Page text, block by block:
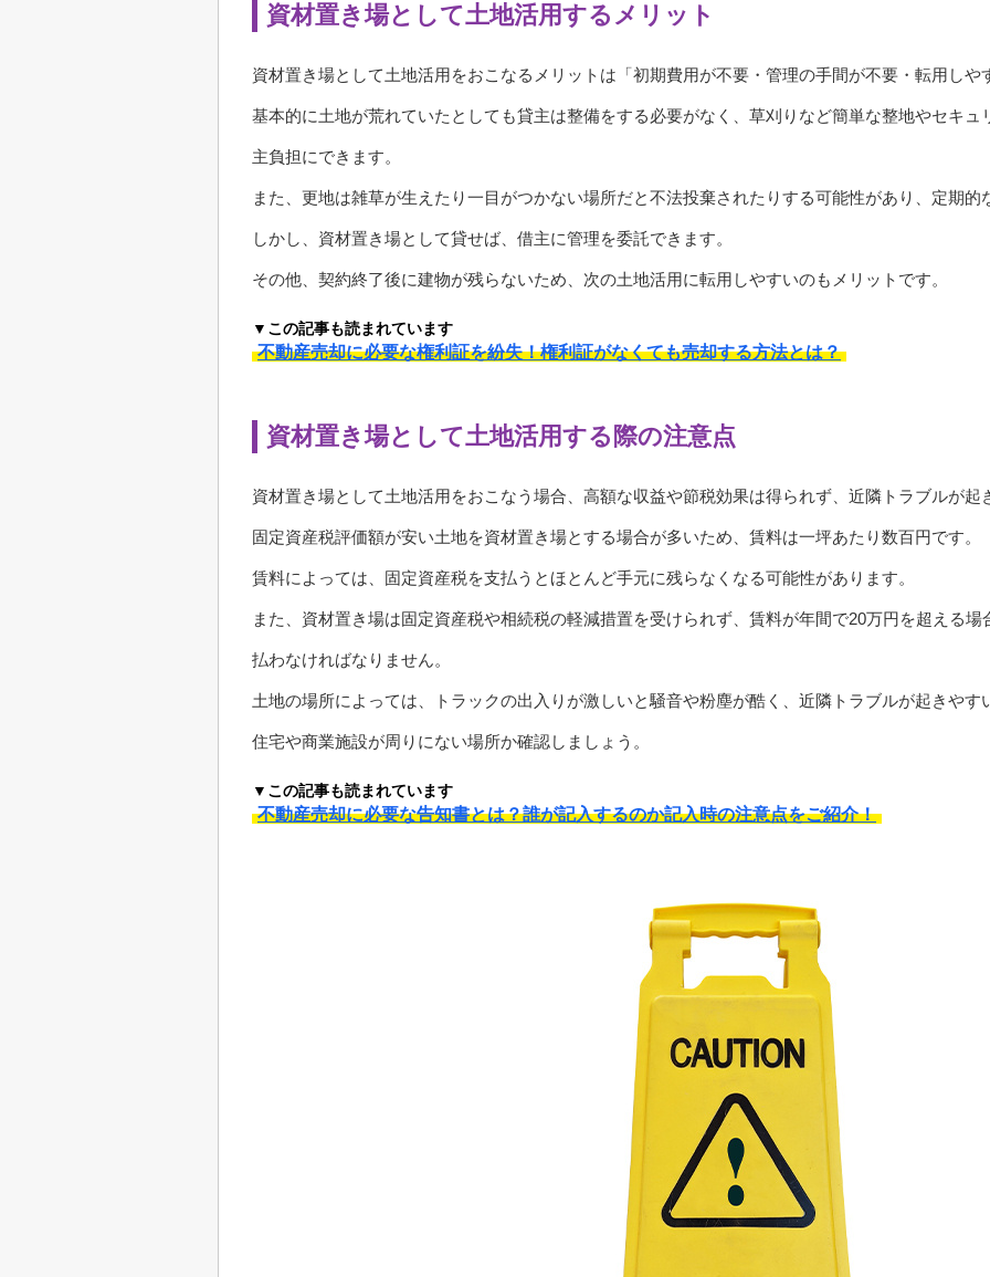
資材置き場として土地活用するメリット
資材置き場として土地活用をおこなるメリットは「初期費用が不要・管理の手間が不要・転用しや
基本的に土地が荒れていたとしても貸主は整備をする必要がなく、草刈りなど簡単な整地やセキ
主負担にできます。
また、更地は雑草が生えたり一目がつかない場所だと不法投棄されたりする可能性があり、定期的
しかし、資材置き場として貸せば、借主に管理を委託できます。
その他、契約終了後に建物が残らないため、次の土地活用に転用しやすいのもメリットです。
▼この記事も読まれています
不動産売却に必要な権利証を紛失！権利証がなくても売却する方法とは？
資材置き場として土地活用する際の注意点
資材置き場として土地活用をおこなう場合、高額な収益や節税効果は得られず、近隣トラブルが起
固定資産税評価額が安い土地を資材置き場とする場合が多いため、賃料は一坪あたり数百円です。
賃料によっては、固定資産税を支払うとほとんど手元に残らなくなる可能性があります。
また、資材置き場は固定資産税や相続税の軽減措置を受けられず、賃料が年間で20万円を超える
払わなければなりません。
土地の場所によっては、トラックの出入りが激しいと騒音や粉塵が酷く、近隣トラブルが起きやす
住宅や商業施設が周りにない場所か確認しましょう。
▼この記事も読まれています
不動産売却に必要な告知書とは？誰が記入するのか記入時の注意点をご紹介！